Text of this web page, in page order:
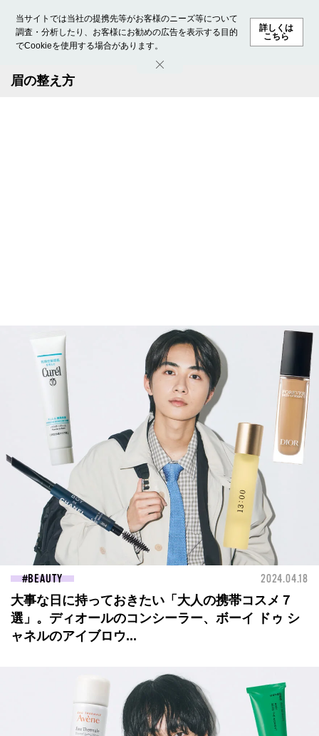
当サイトでは当社の提携先等がお客様のニーズ等について
調査・分析したり、お客様にお勧めの広告を表示する目的
でCookieを使用する場合があります。
詳しくは
こちら
ホーム モデル募集 ランキング ファッション ビューテ
眉の整え方
BEAUTY 2024.04.18
大事な日に持っておきたい「大人の携帯コスメ７
選」。ディオールのコンシーラー、ボーイ ドゥ シ
ャネルのアイブロウ...